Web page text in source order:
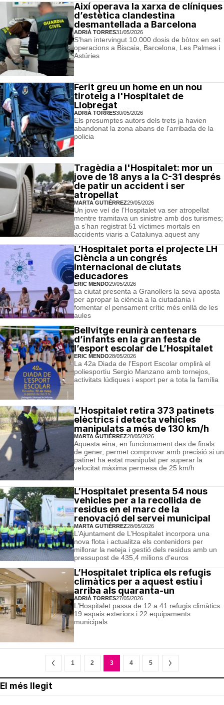
Així operava la xarxa de clíniques
d’estètica clandestina
desmantellada a Barcelona
ADRIÀ TORRES31/05/2026
S'han intervingut 10.000 dosis de bòtox en set
operacions a Biscaia, Barcelona, Les Palmes i
Astúries
Ferit greu un home en un nou
tiroteig a l'Hospitalet de
Llobregat
ADRIÀ TORRES30/05/2026
Els presumptes autors dels trets ja havien
abandonat la zona abans de l'arribada de la
policia
Tragèdia a l'Hospitalet: mor un
jove de 18 anys a la C-31 després
de patir un accident i ser
atropellat
MARTA GUTIÉRREZ29/05/2026
Un jove veí de l’Hospitalet va ser atropellat
mentre tramitava un sinistre amb dos turismes;
ja s’han registrat 51 víctimes mortals en
accidents viaris a Catalunya aquest any
L’Hospitalet porta el projecte LH
Ciència a un congrés
internacional de ciutats
educadores
ERIC MENDO29/05/2026
La ciutat presenta a Granollers la seva aposta
per apropar la ciència a la ciutadania i
fomentar el pensament crític més enllà de les
aules
Bellvitge reunirà centenars
d’infants en la gran festa de
l’esport escolar de L’Hospitalet
ERIC MENDO28/05/2026
La 42a Diada de l’Esport Escolar omplirà el
poliesportiu Sergio Manzano amb tornejos,
activitats lúdiques i esport per a tota la família
L’Hospitalet retira 373 patinets
elèctrics i detecta vehicles
manipulats a més de 130 km/h
MARTA GUTIÉRREZ28/05/2026
Aquesta eina, en funcionament des de finals
de gener, permet comprovar amb precisió si un
patinet ha estat manipulat per superar la
velocitat màxima permesa de 25 km/h
L’Hospitalet presenta 54 nous
vehicles per a la recollida de
residus en el marc de la
renovació del servei municipal
MARTA GUTIÉRREZ28/05/2026
L’Ajuntament de L’Hospitalet incorpora una
nova flota i actualitza els contenidors per
millorar la neteja i gestió dels residus amb un
pressupost de 435,4 milions d’euros
L’Hospitalet triplica els refugis
climàtics per a aquest estiu i
arriba als quaranta-un
ADRIÀ TORRES27/05/2026
L’Hospitalet passa de 12 a 41 refugis climàtics:
19 espais exteriors i 22 equipaments
municipals
1 2 3 4 5
El més llegit